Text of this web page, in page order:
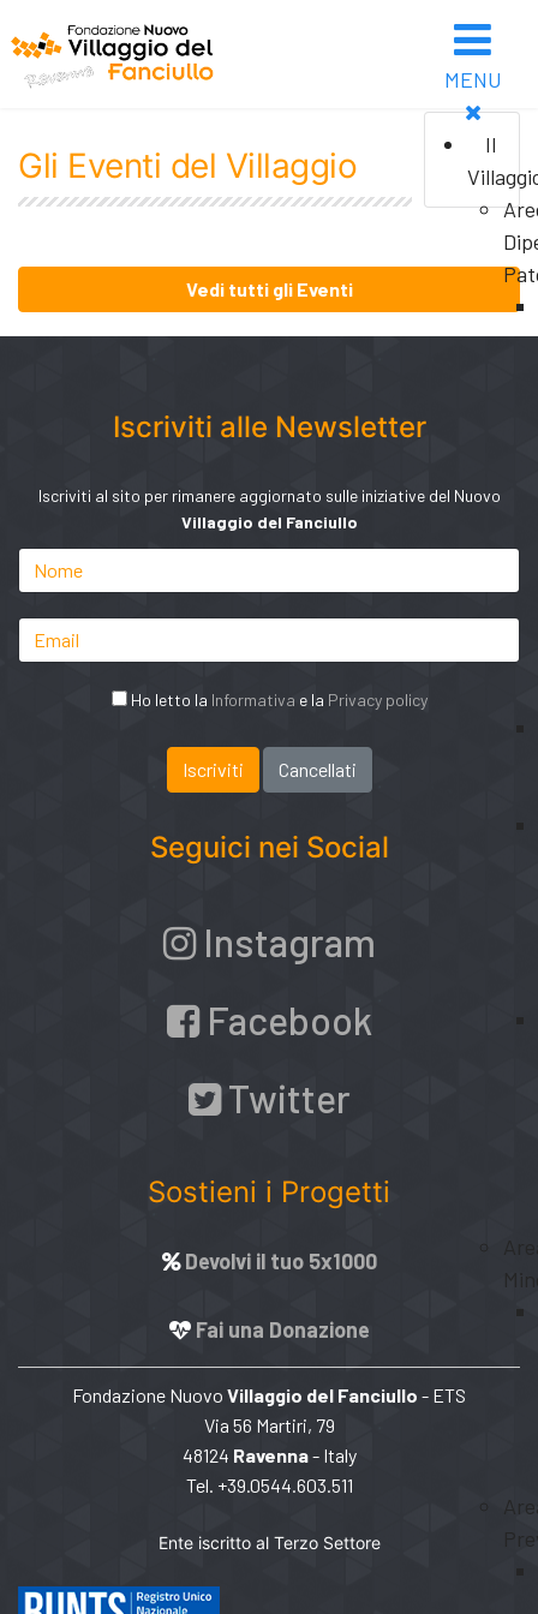
MENU
Il
Gli Eventi del Villaggio
Vedi tutti gli Eventi
Iscriviti alle Newsletter
Iscriviti al sito per rimanere aggiornato sulle iniziative del Nuovo
Villaggio del Fanciullo
Ho letto la Informativa e la Privacy policy
Seguici nei Social
Instagram
Facebook
Twitter
Sostieni i Progetti
Devolvi il tuo 5x1000
Fai una Donazione
Fondazione Nuovo Villaggio del Fanciullo - ETS
Via 56 Martiri, 79
48124 Ravenna- Italy
Tel. +39.0544.603.511
Ente iscritto al Terzo Settore